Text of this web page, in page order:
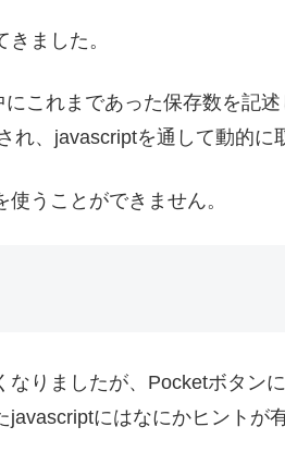
ました。
これまであった保存数を記
れ、javascriptを通して動的に
うことができません。
なりましたが、Pocketボタン
javascriptにはなにかヒントが